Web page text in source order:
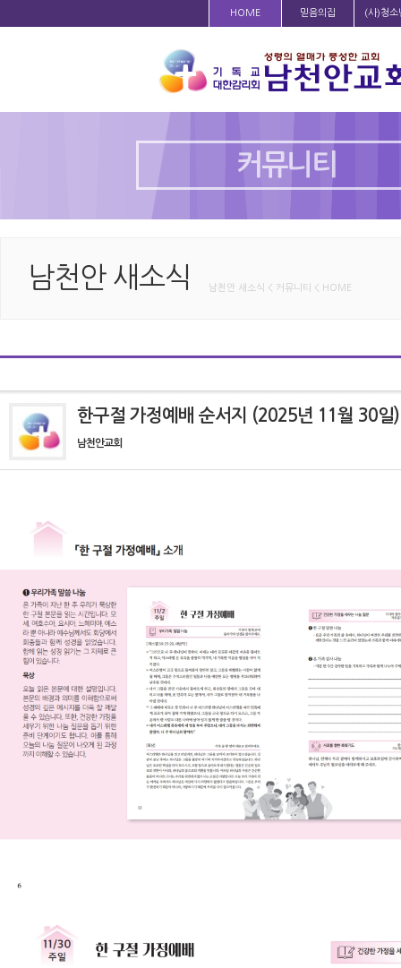
HOME 믿음의집 (사)청소
커뮤니티
남천안 새소식 남천안 새소식 < 커뮤니티 < HOME
한구절 가정예배 순서지 (2025년 11월 30일)
남천안교회